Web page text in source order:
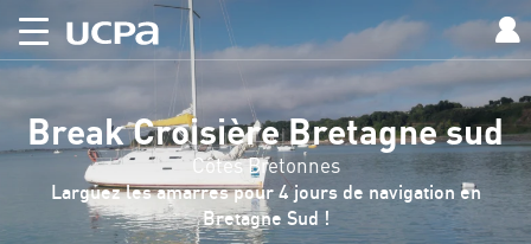
Break Croisière Bretagne sud
Côtes Bretonnes
Larguez les amarres pour 4 jours de navigation en
Bretagne Sud !